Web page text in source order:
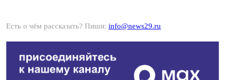
Есть о чём рассказать? Пиши: info@news29.ru